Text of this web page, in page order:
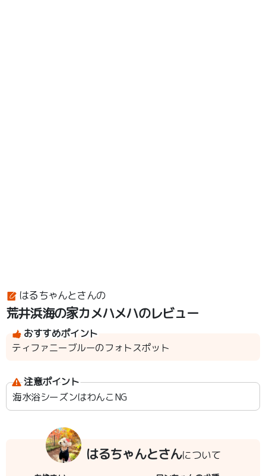
はるちゃんとさんの
荒井浜海の家カメハメハのレビュー
おすすめポイント
ティファニーブルーのフォトスポット
注意ポイント
海水浴シーズンはわんこNG
はるちゃんとさんについて